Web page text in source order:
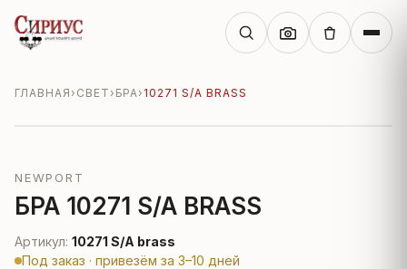
ГЛАВНАЯ› СВЕТ› БРА› 10271 S/A BRASS
NEWPORT
БРА 10271 S/A BRASS
Артикул: 10271 S/A brass
Под заказ · привезём за 3–10 дней